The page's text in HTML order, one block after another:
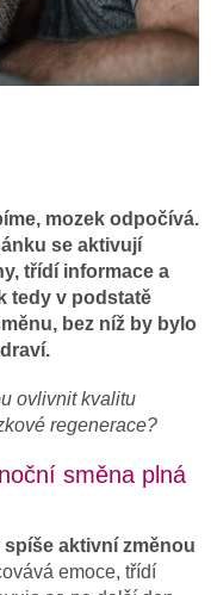
mozek odpočívá.
se aktivují
třídí informace a
tedy v podstatě
bez níž by bylo
ovlivnit kvalitu
regenerace?
směna plná
aktivní změnou
emoce, třídí